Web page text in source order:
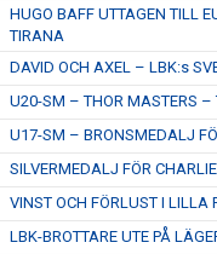
HUGO BAFF UTTAGEN TILL
TIRANA
DAVID OCH AXEL – LBK:s
U20-SM – THOR MASTERS –
U17-SM – BRONSMEDALJ
SILVERMEDALJ FÖR
VINST OCH FÖRLUST I LILLA
LBK-BROTTARE UTE PÅ